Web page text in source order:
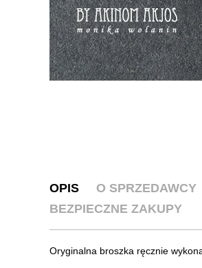
OPIS O SPRZEDAWCY
BEZPIECZNE ZAKUPY
Oryginalna broszka ręcznie